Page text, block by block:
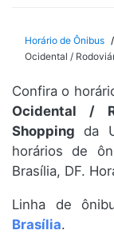
Rio de
Espírito
Paraná
Santa
Rio
Horário de Ônibus
Ocidental /
Confira o
Ocidental /
Shopping da
horários de
Brasília, DF.
Linha de
Brasília.